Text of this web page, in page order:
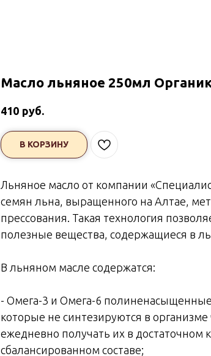
Масло льняное 250мл
410 руб.
В КОРЗИНУ
Льняное масло от компании
семян льна, выращенного на Алтае,
прессования. Такая технология
полезные вещества, содержащиеся в
В льняном масле содержатся:
- Омега-3 и Омега-6
которые не синтезируются в
ежедневно получать их в достаточном
сбалансированном составе;